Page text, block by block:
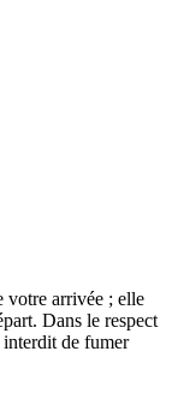
votre arrivée ; elle
Dans le respect
interdit de fumer